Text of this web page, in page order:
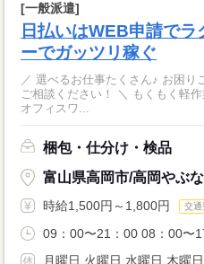
[一般派遣]
日払いはWEB申請でラ
ーでガッツリ稼ぐ
／ 選べるお仕事たくさん♪ お困り
ご相談ください！ ＼ もくもく軽作業、半導体製造、フォークリフト
オフィスワ...
梱包・仕分け・検品
富山県高岡市/高岡やぶ
時給1,500円～1,800円 交通
09：00〜21：00 08：00〜
月曜日 火曜日 水曜日 木曜